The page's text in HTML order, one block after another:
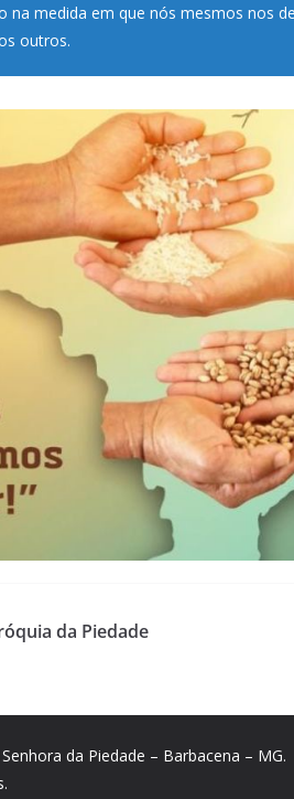
na medida em que nós mesmos nos
outros.
da Piedade
da Piedade – Barbacena – MG.
.